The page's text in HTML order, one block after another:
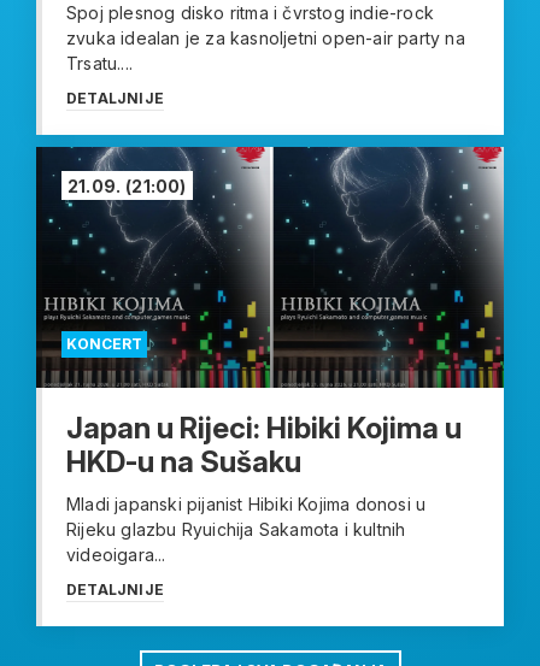
Spoj plesnog disko ritma i čvrstog indie-rock
zvuka idealan je za kasnoljetni open-air party na
Trsatu....
DETALJNIJE
KONCERT
21.09. (21:00)
Japan u Rijeci: Hibiki Kojima u
HKD-u na Sušaku
Mladi japanski pijanist Hibiki Kojima donosi u
Rijeku glazbu Ryuichija Sakamota i kultnih
videoigara...
DETALJNIJE